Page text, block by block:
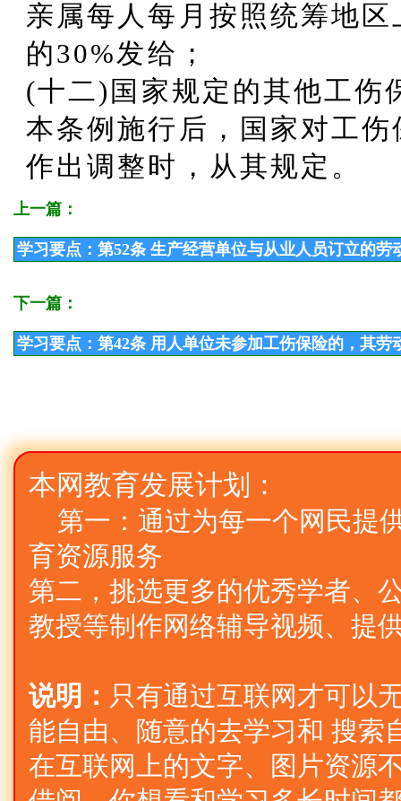
亲属每人每月按照统筹地
的30%发给；
(十二)国家规定的其他工伤
本条例施行后，国家对工
作出调整时，从其规定。
上一篇：
学习要点：第52条 生产经营单位与从业人员订立的
下一篇：
学习要点：第42条 用人单位未参加工伤保险的，其
本网教育发展计划：
第一：通过为每一个网民提
育资源服务
第二，挑选更多的优秀学者、
教授等制作网络辅导视频、提
说明： 只有通过互联网才可以
能自由、随意的去学习和 搜索
在互联网上的文字、图片资源